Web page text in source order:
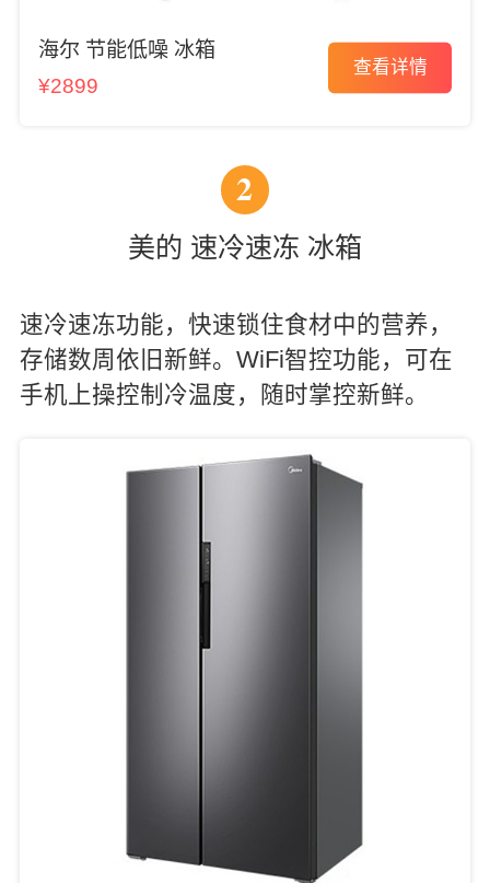
海尔 节能低噪 冰箱
¥2899
查看详情
2
美的 速冷速冻 冰箱
速冷速冻功能，快速锁住食材中的营养，
存储数周依旧新鲜。WiFi智控功能，可在
手机上操控制冷温度，随时掌控新鲜。